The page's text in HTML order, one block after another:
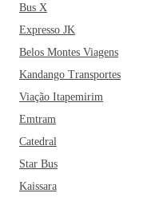
Bus X
Expresso JK
Belos Montes Viagens
Kandango Transportes
Viação Itapemirim
Emtram
Catedral
Star Bus
Kaissara